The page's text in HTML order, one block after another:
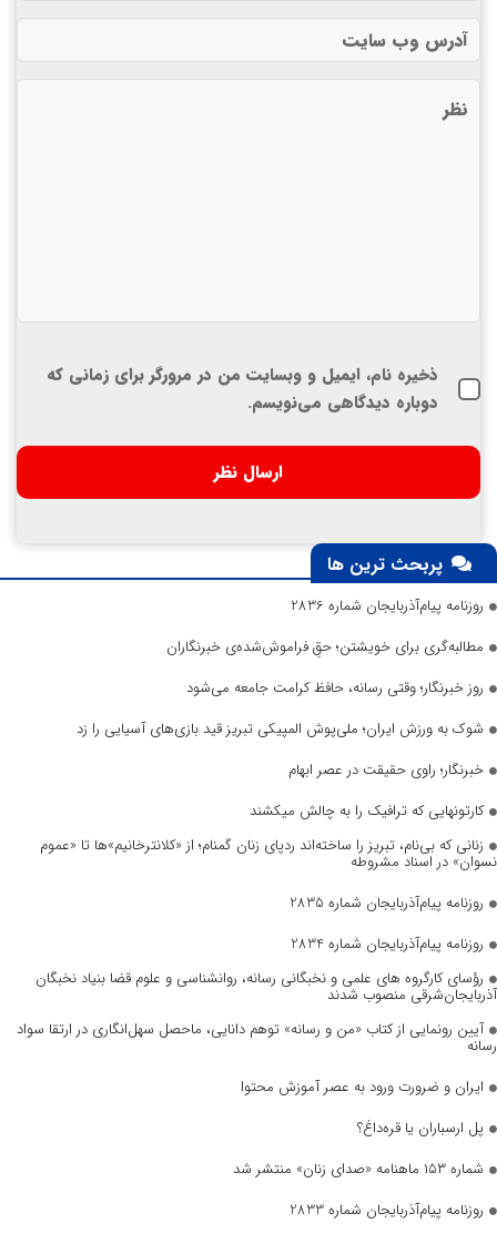
ذخیره نام، ایمیل و وبسایت من در مرورگر برای زمانی که
دوباره دیدگاهی می‌نویسم.
پربحث ترین ها
روزنامه پیام‌آذربایجان شماره 2836
مطالبه‌گری برای خویشتن؛ حقِ فراموش‌شده‌ی خبرنگاران
روز خبرنگار؛ وقتی رسانه، حافظ کرامت جامعه می‌شود
شوک به ورزش ایران؛ ملی‌پوش المپیکی تبریز قید بازی‌های آسیایی را زد
خبرنگار؛ راوی حقیقت در عصر ابهام
کارتونهایی که ترافیک را به چالش میکشند
زنانی که بی‌نام، تبریز را ساخته‌اند ردپای زنان گمنام؛ از «کلانترخانیم»ها تا «عموم
نسوان» در اسناد مشروطه
روزنامه پیام‌آذربایجان شماره 2835
روزنامه پیام‌آذربایجان شماره 2834
رؤسای کارگروه های علمی و نخبگانی رسانه، روانشناسی و علوم قضا بنیاد نخبگان
آذربایجان‌شرقی منصوب شدند
آیین رونمایی از کتاب «من و رسانه» توهم دانایی، ماحصل سهل‌انگاری در ارتقا سواد
رسانه
ایران و ضرورت ورود به عصر آموزش محتوا
پل ارسباران یا قره‌داغ؟
شماره ۱۵۳ ماهنامه «صدای زنان» منتشر شد
روزنامه پیام‌آذربایجان شماره 2833